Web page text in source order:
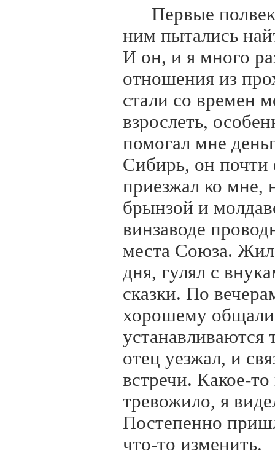
Первые
ним пытались
И он, и я много
отношения из
стали со времен
взрослеть,
помогал мне
Сибирь, он почти
приезжал ко мне,
брынзой и
винзаводе
места Союза. Жил
дня, гулял с
сказки. По
хорошему
устанавливаются
отец уезжал, и
встречи. Какое-
тревожило, я
Постепенно
что-то изменить.